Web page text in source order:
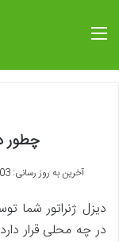
چطور
آخرین به روز رسانی: 09/03/1403
دیزل ژنراتور شما
در چه محلی قرار